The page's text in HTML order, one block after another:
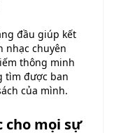
đầu giúp kết
nhạc chuyên
thông minh
tìm được ban
của mình.
cho mọi sự